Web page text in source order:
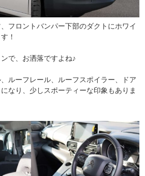
フロントバンパー下部のダクトにホワイ
！
で、お洒落ですよね♪
ルーフレール、ルーフスポイラー、ドア
なり、少しスポーティーな印象もありま